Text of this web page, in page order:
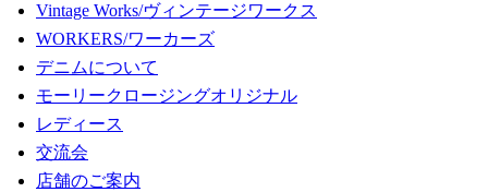
Vintage Works/ヴィンテージワークス
WORKERS/ワーカーズ
デニムについて
モーリークロージングオリジナル
レディース
交流会
店舗のご案内